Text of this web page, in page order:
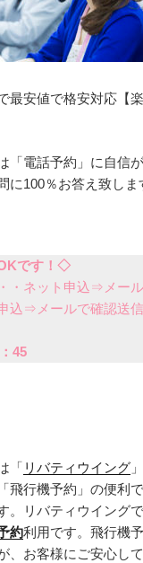
最安値で格安対応【楽
「電話予約」に自信が
に100％お答え致しま
です！◇
・・ネット申込⇒メー
申込⇒メールで確認送
45
「 リバティウイング
飛行機予約」の便利
。リバティウイング
約利用です。飛行機
、お客様にご安心し